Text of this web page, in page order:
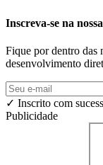
Inscreva-se na
Fique por dentro das
desenvolvimento
✓ Inscrito com
Publicidade